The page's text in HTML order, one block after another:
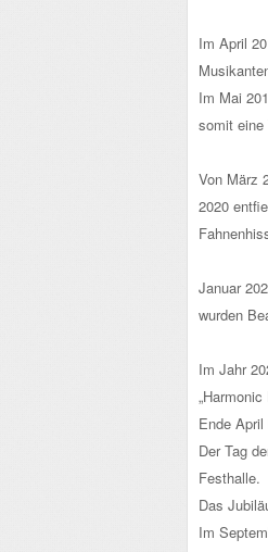
Im April
Im Mai
somit eine
Von März
2020
Januar
wurden
Im Jahr
Ende
Der Tag
Festhalle.
Das
Im